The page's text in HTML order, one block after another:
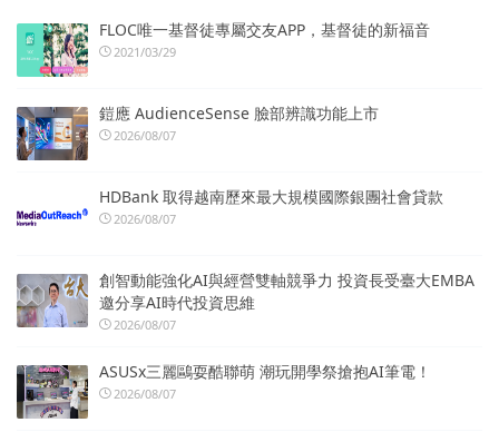
FLOC唯一基督徒專屬交友APP，基督徒的新福音
2021/03/29
鎧應 AudienceSense 臉部辨識功能上市
2026/08/07
HDBank 取得越南歷來最大規模國際銀團社會貸款
2026/08/07
創智動能強化AI與經營雙軸競爭力 投資長受臺大EMBA
邀分享AI時代投資思維
2026/08/07
ASUSx三麗鷗耍酷聯萌 潮玩開學祭搶抱AI筆電！
2026/08/07